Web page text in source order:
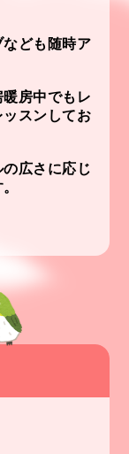
ども随時ア
房中でもレ
スンしてお
広さに応じ